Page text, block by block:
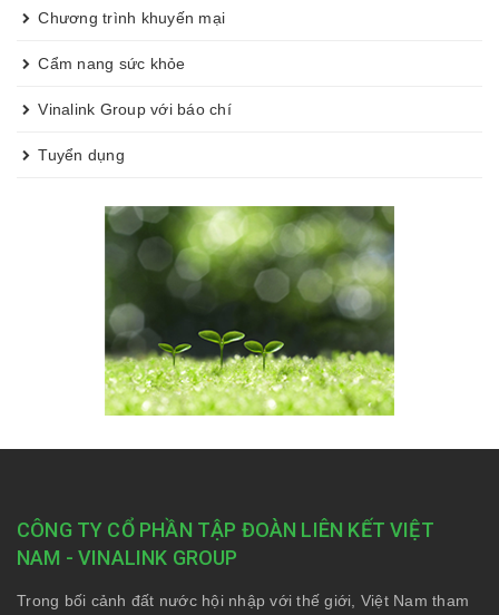
Chương trình khuyến mại
Cẩm nang sức khỏe
Vinalink Group với báo chí
Tuyển dụng
CÔNG TY CỔ PHẦN TẬP ĐOÀN LIÊN KẾT VIỆT
NAM - VINALINK GROUP
Trong bối cảnh đất nước hội nhập với thế giới, Việt Nam tham